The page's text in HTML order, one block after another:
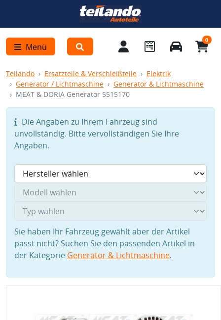
Menü
0
Teilando Ersatzteile & Verschleißteile
Elektrik
Generator / Lichtmaschine
Generator & Lichtmaschine
MEAT & DORIA Generator 5515170
Die Angaben zu Ihrem Fahrzeug sind
unvollständig. Bitte vervollständigen Sie Ihre
Angaben.
Sie haben Ihr Fahrzeug gewählt aber der Artikel
passt nicht? Suchen Sie den passenden Artikel in
der Kategorie Generator & Lichtmaschine.